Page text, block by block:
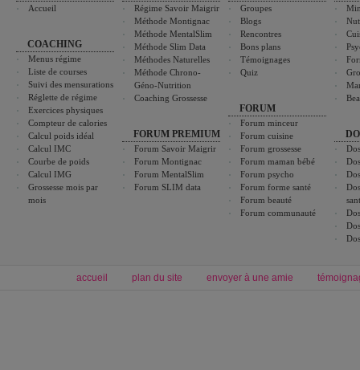
Accueil
COACHING
Menus régime
Liste de courses
Suivi des mensurations
Réglette de régime
Exercices physiques
Compteur de calories
Calcul poids idéal
Calcul IMC
Courbe de poids
Calcul IMG
Grossesse mois par
mois
Régime Savoir Maigrir
Méthode Montignac
Méthode MentalSlim
Méthode Slim Data
Méthodes Naturelles
Méthode Chrono-
Géno-Nutrition
Coaching Grossesse
FORUM PREMIUM
Forum Savoir Maigrir
Forum Montignac
Forum MentalSlim
Forum SLIM data
Groupes
Blogs
Rencontres
Bons plans
Témoignages
Quiz
FORUM
Forum minceur
Forum cuisine
Forum grossesse
Forum maman bébé
Forum psycho
Forum forme santé
Forum beauté
Forum communauté
accueil plan du site envoyer à une amie